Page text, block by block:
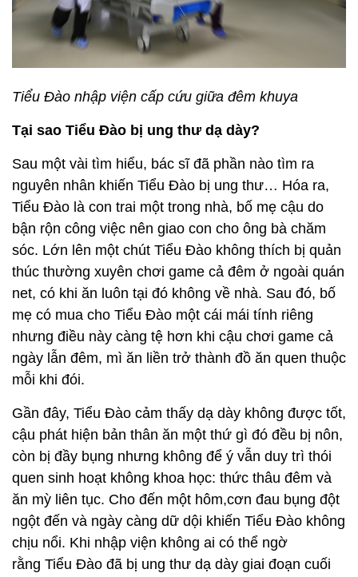
Tiểu Đào nhập viện cấp cứu giữa đêm khuya
Tại sao Tiểu Đào bị ung thư dạ dày?
Sau một vài tìm hiểu, bác sĩ đã phần nào tìm ra
nguyên nhân khiến Tiểu Đào bị ung thư… Hóa ra,
Tiểu Đào là con trai một trong nhà, bố mẹ cậu do
bận rộn công việc nên giao con cho ông bà chăm
sóc. Lớn lên một chút Tiểu Đào không thích bị quản
thúc thường xuyên chơi game cả đêm ở ngoài quán
net, có khi ăn luôn tại đó không về nhà. Sau đó, bố
mẹ có mua cho Tiểu Đào một cái mái tính riêng
nhưng điều này càng tệ hơn khi cậu chơi game cả
ngày lẫn đêm, mì ăn liền trở thành đồ ăn quen thuộc
mỗi khi đói.
Gần đây, Tiểu Đào cảm thấy dạ dày không được tốt,
cậu phát hiện bản thân ăn một thứ gì đó đều bị nôn,
còn bị đầy bụng nhưng không để ý vẫn duy trì thói
quen sinh hoạt không khoa học: thức thâu đêm và
ăn mỳ liên tục. Cho đến một hôm,cơn đau bụng đột
ngột đến và ngày càng dữ dội khiến Tiểu Đào không
chịu nổi. Khi nhập viện không ai có thể ngờ
rằng Tiểu Đào đã bị ung thư dạ dày giai đoạn cuối